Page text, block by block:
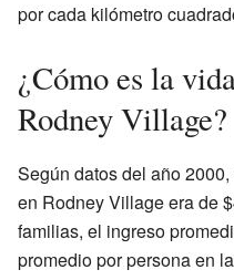
por cada kilómetro
¿Cómo es la
Rodney Village?
Según datos del año
en Rodney Village era de
familias, el ingreso
promedio por persona en